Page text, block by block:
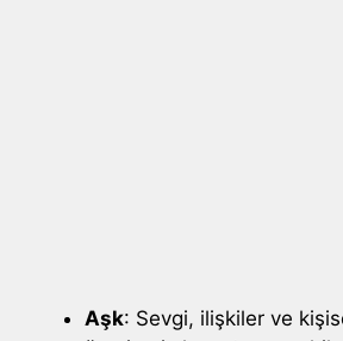
Aşk: Sevgi, ilişkiler ve